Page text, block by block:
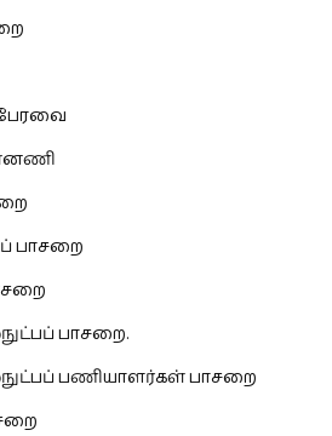
பாசறை
பாசறை.
பணியாளர்கள் பாசறை